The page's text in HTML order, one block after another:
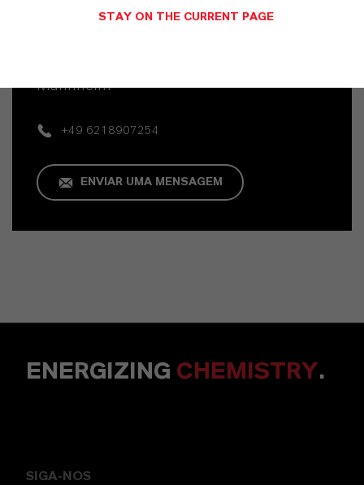
Contato Comercial
Mannheim
+49 6218907254
ENVIAR UMA MENSAGEM
ENERGIZING CHEMISTRY.
SIGA-NOS
STAY ON THE CURRENT PAGE